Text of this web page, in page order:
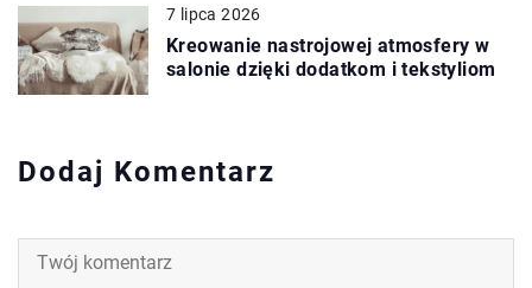
7 lipca 2026
Kreowanie nastrojowej atmosfery w
salonie dzięki dodatkom i tekstyliom
Dodaj Komentarz